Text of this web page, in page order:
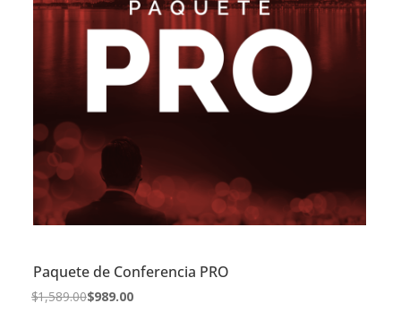
Paquete de Conferencia PRO
$1,589.00Original
$989.00Current